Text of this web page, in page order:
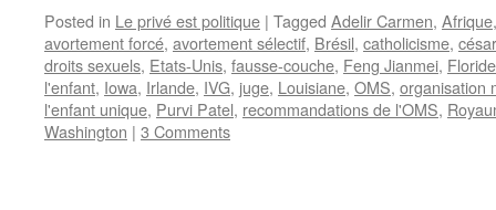
Posted in Le privé est politique | Tagged Adelir Carmen, Afrique
avortement forcé, avortement sélectif, Brésil, catholicisme,
droits sexuels, Etats-Unis, fausse-couche, Feng Jianmei, Floride
l'enfant, Iowa, Irlande, IVG, juge, Louisiane, OMS, organisation
l'enfant unique, Purvi Patel, recommandations de l'OMS,
Washington | 3 Comments